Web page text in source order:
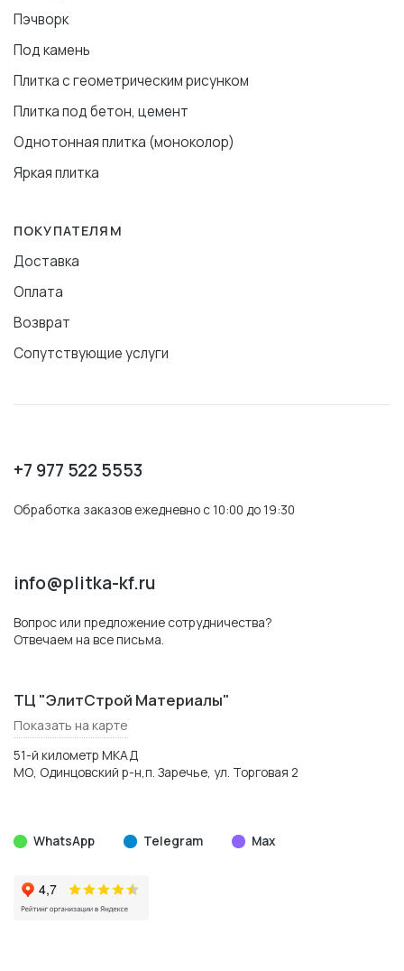
Пэчворк
Под камень
Плитка с геометрическим рисунком
Плитка под бетон, цемент
Однотонная плитка (моноколор)
Яркая плитка
ПОКУПАТЕЛЯМ
Доставка
Оплата
Возврат
Сопутствующие услуги
+7 977 522 5553
Обработка заказов ежедневно с 10:00 до 19:30
info@plitka-kf.ru
Вопрос или предложение сотрудничества?
Отвечаем на все письма.
ТЦ "ЭлитСтрой Материалы"
Показать на карте
51-й километр МКАД
МО, Одинцовский р-н,п. Заречье, ул. Торговая 2
WhatsApp Telegram Max